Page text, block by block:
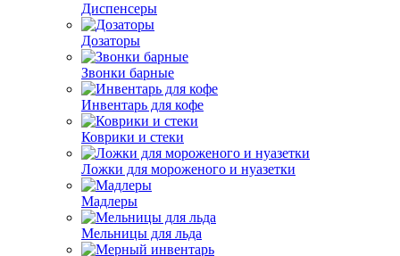
Диспенсеры
Дозаторы
Звонки барные
Инвентарь для кофе
Коврики и стеки
Ложки для мороженого и нуазетки
Мадлеры
Мельницы для льда